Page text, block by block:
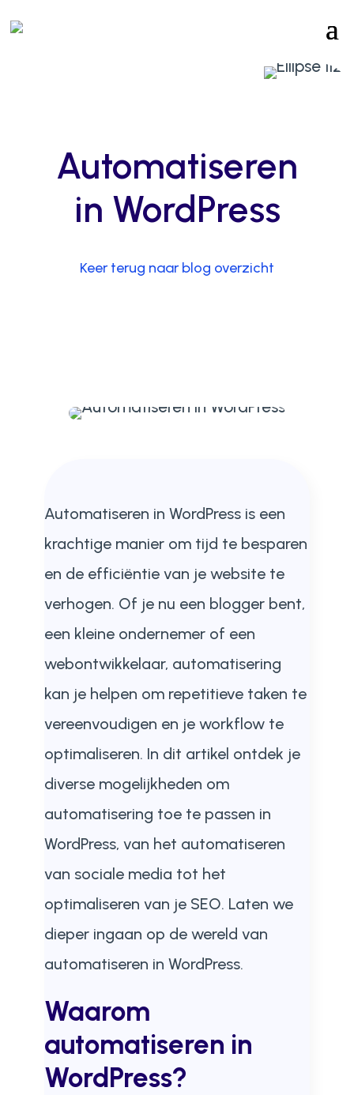
Automatiseren
in WordPress
Keer terug naar blog overzicht
Automatiseren in WordPress is een
krachtige manier om tijd te besparen
en de efficiëntie van je website te
verhogen. Of je nu een blogger bent,
een kleine ondernemer of een
webontwikkelaar, automatisering
kan je helpen om repetitieve taken te
vereenvoudigen en je workflow te
optimaliseren. In dit artikel ontdek je
diverse mogelijkheden om
automatisering toe te passen in
WordPress, van het automatiseren
van sociale media tot het
optimaliseren van je SEO. Laten we
dieper ingaan op de wereld van
automatiseren in WordPress.
Waarom
automatiseren in
WordPress?